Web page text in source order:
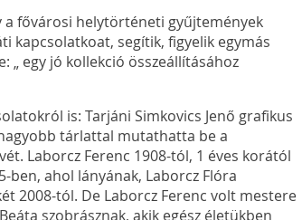
fővárosi helytörténeti gyűjtemények
kapcsolatkoat, segítik, figyelik egymás
„ egy jó kollekció összeállításához
is: Tarjáni Simkovics Jenő grafikus
tárlattal mutathatta be a
Laborcz Ferenc 1908-tól, 1 éves korától
ben, ahol lányának, Laborcz Flóra
2008-tól. De Laborcz Ferenc volt mestere
szobrásznak, akik egész életükben